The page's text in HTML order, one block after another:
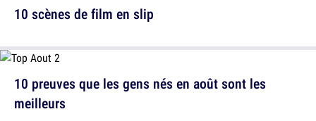
10 preuves que les gens nés en août sont les
meilleurs
10 scènes de film en slip